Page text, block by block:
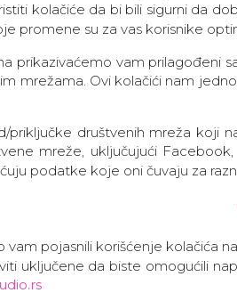
kolačiće da bi bili sigurni da
promene su za vas korisnike
prikazivaćemo vam prilagođeni
mrežama. Ovi kolačići nam
priključke društvenih mreža koji
mreže, uključujući
podatke koje oni čuvaju za
vam pojasnili korišćenje kolačića na
uključene da biste omogućili